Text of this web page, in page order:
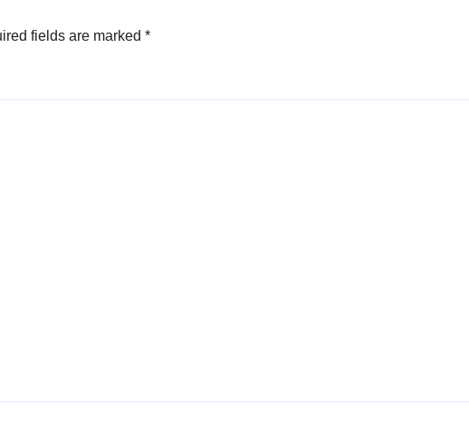
fields are marked *